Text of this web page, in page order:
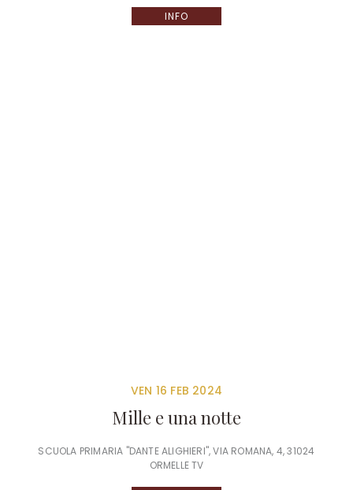
INFO
VEN 16 FEB 2024
Mille e una notte
SCUOLA PRIMARIA "DANTE ALIGHIERI", VIA ROMANA, 4, 31024
ORMELLE TV